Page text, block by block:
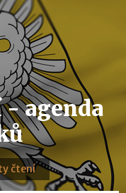
agenda
čtení